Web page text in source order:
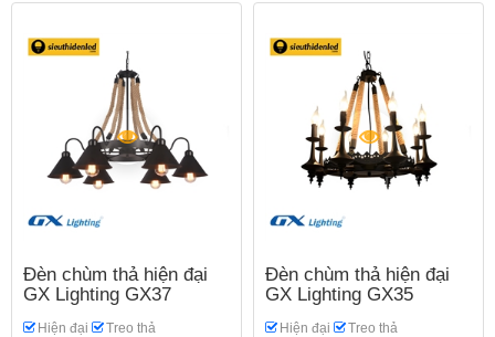
Đèn chùm thả hiện đại
GX Lighting GX37
Hiện đại
Treo thả
Đèn chùm thả hiện đại
GX Lighting GX35
Hiện đại
Treo thả